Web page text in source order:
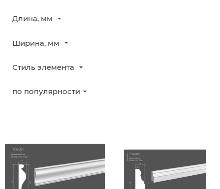
Длина, мм
Ширина, мм
Стиль элемента
по популярности